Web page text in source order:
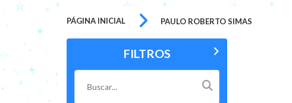
PÁGINA INICIAL PAULO ROBERTO SIMAS
FILTROS